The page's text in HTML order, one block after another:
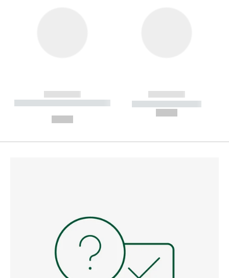
------------
----------- ----------- --------
------------
----------- -----------